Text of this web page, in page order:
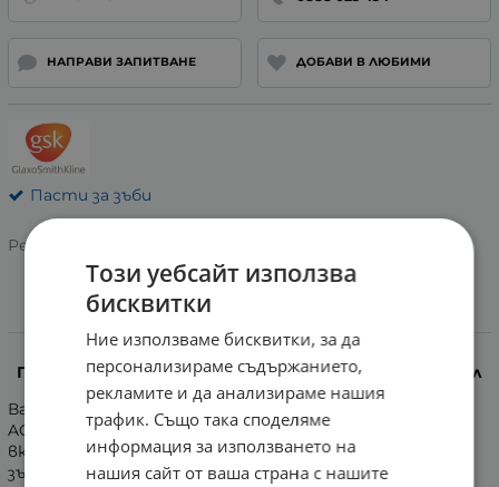
НАПРАВИ ЗАПИТВАНЕ ДОБАВИ В ЛЮБИМИ
Пасти за зъби
Рейтинг:
Информация
ПАСТА ЗА ЗЪБИ АКВАФРЕШ TOTAL CARE зелена 125 мл
Вашата уста е неповторима и впечатляваща.
AQUAFRESH TOTAL CARE MILD & MINT със свеж ментов
вкус осигурява тройна защита: здрави венци, здрави
зъби, свеж дъх.
Този уебсайт използва
бисквитки
Ние използваме бисквитки, за да
персонализираме съдържанието,
рекламите и да анализираме нашия
трафик. Също така споделяме
информация за използването на
нашия сайт от ваша страна с нашите